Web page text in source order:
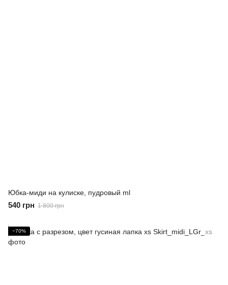
Юбка-миди на кулиске, пудровый ml
540 грн 1 800 грн
−70%